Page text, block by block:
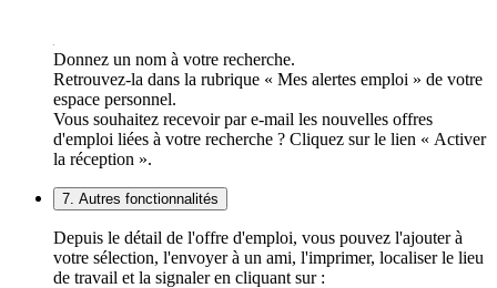
Donnez un nom à votre recherche.
Retrouvez-la dans la rubrique « Mes alertes emploi » de votre
espace personnel.
Vous souhaitez recevoir par e-mail les nouvelles offres
d'emploi liées à votre recherche ? Cliquez sur le lien « Activer
la réception ».
7. Autres fonctionnalités
Depuis le détail de l'offre d'emploi, vous pouvez l'ajouter à
votre sélection, l'envoyer à un ami, l'imprimer, localiser le lieu
de travail et la signaler en cliquant sur :